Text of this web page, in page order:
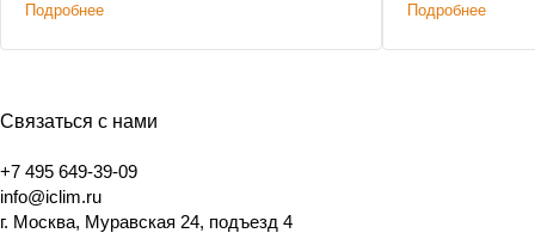
Подробнее Подробнее
Связаться с нами
+7 495 649-39-09
info@iclim.ru
г. Москва, Муравская 24, подъезд 4